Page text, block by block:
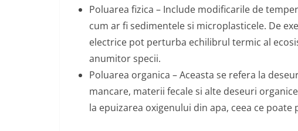
Poluarea fizica – Include modificarile de
cum ar fi sedimentele si microplasticele. De
electrice pot perturba echilibrul termic al
anumitor specii.
Poluarea organica – Aceasta se refera la
mancare, materii fecale si alte deseuri
la epuizarea oxigenului din apa, ceea ce